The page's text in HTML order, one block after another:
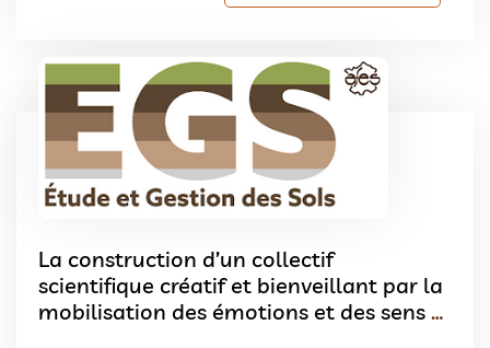
La construction d’un collectif
scientifique créatif et bienveillant par la
mobilisation des émotions et des sens à